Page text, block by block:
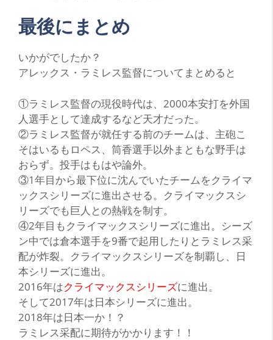
最後にまとめ
いかがでしたか？
アレックス・ラミレス監督についてまとめると
①ラミレス監督の現役時代は、2000本安打を外国
人選手として達成するなど天才だった。
②ラミレス監督が就任する前のチームは、主砲こ
そはいるもロペス、筒香選手以外まともな野手は
おらず。投手はもはや論外。
③1年目から最下位に沈んでいたチームをクライマ
ックスシリーズに進出させる。クライマックスシ
リーズでも巨人との熱戦を制す。
④2年目もクライマックスシリーズに進出。シーズ
ン中では倉本選手を9番で起用したりとラミレス采
配が炸裂。クライマックスシリーズを制覇し、日
本シリーズに進出。
2016年はクライマックスシリーズに進出。
そして2017年は日本シリーズに進出。
2018年は日本一か！？
ラミレス采配に期待がかかります！！